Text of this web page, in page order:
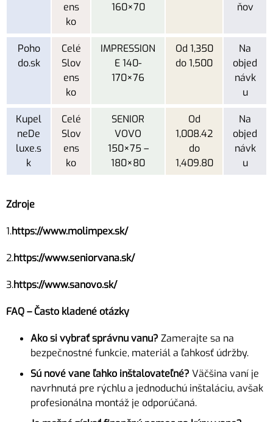
ens
ko
160×70
ňov
Poho
do.sk
Celé
Slov
ens
ko
IMPRESSION
E 140-
170×76
Od 1,350
do 1,500
Na
objed
návk
u
Kupel
neDe
luxe.s
k
Celé
Slov
ens
ko
SENIOR
VOVO
150×75 –
180×80
Od
1,008.42
do
1,409.80
Na
objed
návk
u
Zdroje
1.https://www.molimpex.sk/
2.https://www.seniorvana.sk/
3.https://www.sanovo.sk/
FAQ – Často kladené otázky
Ako si vybrať správnu vanu? Zamerajte sa na
bezpečnostné funkcie, materiál a ľahkosť údržby.
Sú nové vane ľahko inštalovateľné? Väčšina vaní je
navrhnutá pre rýchlu a jednoduchú inštaláciu, avšak
profesionálna montáž je odporúčaná.